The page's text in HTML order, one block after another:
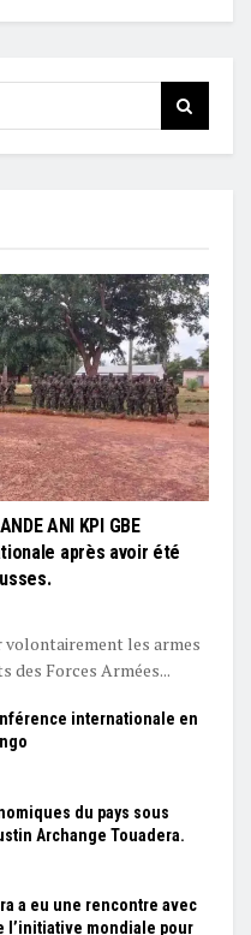
ANI KPI GBE
après avoir été
volontairement les armes
des Forces Armées...
internationale en
du pays sous
Archange Touadera.
a eu une rencontre avec
l’initiative mondiale pour